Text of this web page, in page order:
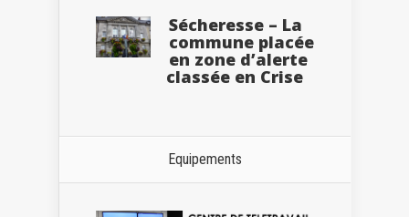
Sécheresse – La
commune placée
en zone d’alerte
classée en Crise
Equipements